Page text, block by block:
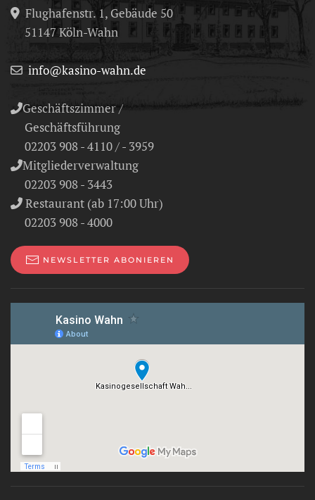
Flughafenstr. 1, Gebäude 50
51147 Köln-Wahn
info@kasino-wahn.de
Geschäftszimmer /
Geschäftsführung
02203 908 - 4110 / - 3959
Mitgliederverwaltung
02203 908 - 3443
Restaurant (ab 17:00 Uhr)
02203 908 - 4000
NEWSLETTER ABONIEREN